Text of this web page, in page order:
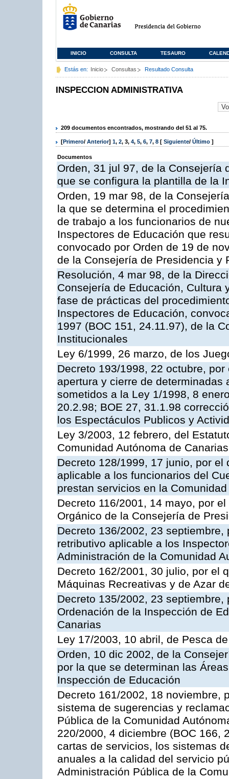
INICIO CONSULTA TESAURO
Estás en: Inicio Consultas Resultado Consulta
INSPECCION ADMINISTRATIVA
209 documentos encontrados, mostrando del 51 al 75.
[Primero/ Anterior] 1, 2, 3, 4, 5, 6, 7, 8 [ Siguiente/ Último ]
Documentos
Orden, 31 jul 97, de la Consejería
que se configura la plantilla de la
Orden, 19 mar 98, de la
la que se determina el
de trabajo a los funcionarios de
Inspectores de Educación que
convocado por Orden de 19 de
de la Consejería de Presidencia y
Resolución, 4 mar 98, de la
Consejería de Educación, Cultura
fase de prácticas del
Inspectores de Educación,
1997 (BOC 151, 24.11.97), de la
Institucionales
Ley 6/1999, 26 marzo, de los
Decreto 193/1998, 22 octubre,
apertura y cierre de
sometidos a la Ley 1/1998, 8
20.2.98; BOE 27, 31.1.98
los Espectáculos Publicos y
Ley 3/2003, 12 febrero, del
Comunidad Autónoma de Canarias
Decreto 128/1999, 17 junio, por
aplicable a los funcionarios del
prestan servicios en la
Decreto 116/2001, 14 mayo, por
Orgánico de la Consejería de
Decreto 136/2002, 23
retributivo aplicable a los
Administración de la Comunidad
Decreto 162/2001, 30 julio, por el
Máquinas Recreativas y de Azar
Decreto 135/2002, 23
Ordenación de la Inspección de
Canarias
Ley 17/2003, 10 abril, de Pesca
Orden, 10 dic 2002, de la
por la que se determinan las
Inspección de Educación
Decreto 161/2002, 18 noviembre,
sistema de sugerencias y
Pública de la Comunidad
220/2000, 4 diciembre (BOC 166,
cartas de servicios, los sistemas
anuales a la calidad del servicio
Administración Pública de la